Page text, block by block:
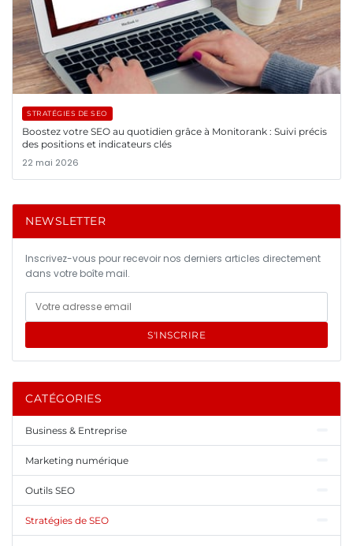
STRATÉGIES DE SEO
Boostez votre SEO au quotidien grâce à Monitorank : Suivi précis
des positions et indicateurs clés
22 mai 2026
NEWSLETTER
Inscrivez-vous pour recevoir nos derniers articles directement
dans votre boîte mail.
S'INSCRIRE
CATÉGORIES
Business & Entreprise
Marketing numérique
Outils SEO
Stratégies de SEO